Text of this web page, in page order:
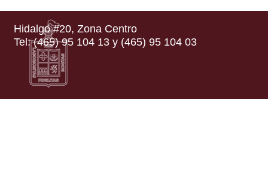
Hidalgo #20, Zona Centro
Tel: (465) 95 104 13 y (465) 95 104 03